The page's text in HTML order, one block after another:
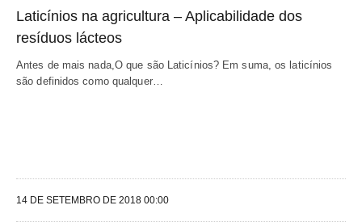
Laticínios na agricultura – Aplicabilidade dos
resíduos lácteos
Antes de mais nada,O que são Laticínios? Em suma, os laticínios
são definidos como qualquer…
14 DE SETEMBRO DE 2018 00:00